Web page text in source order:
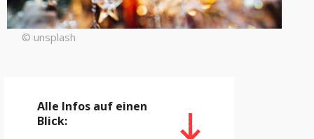
© unsplash
Alle Infos auf einen
Blick: